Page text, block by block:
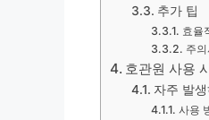
추가 팁
효율
주
호관원 사용
자주 발
사용